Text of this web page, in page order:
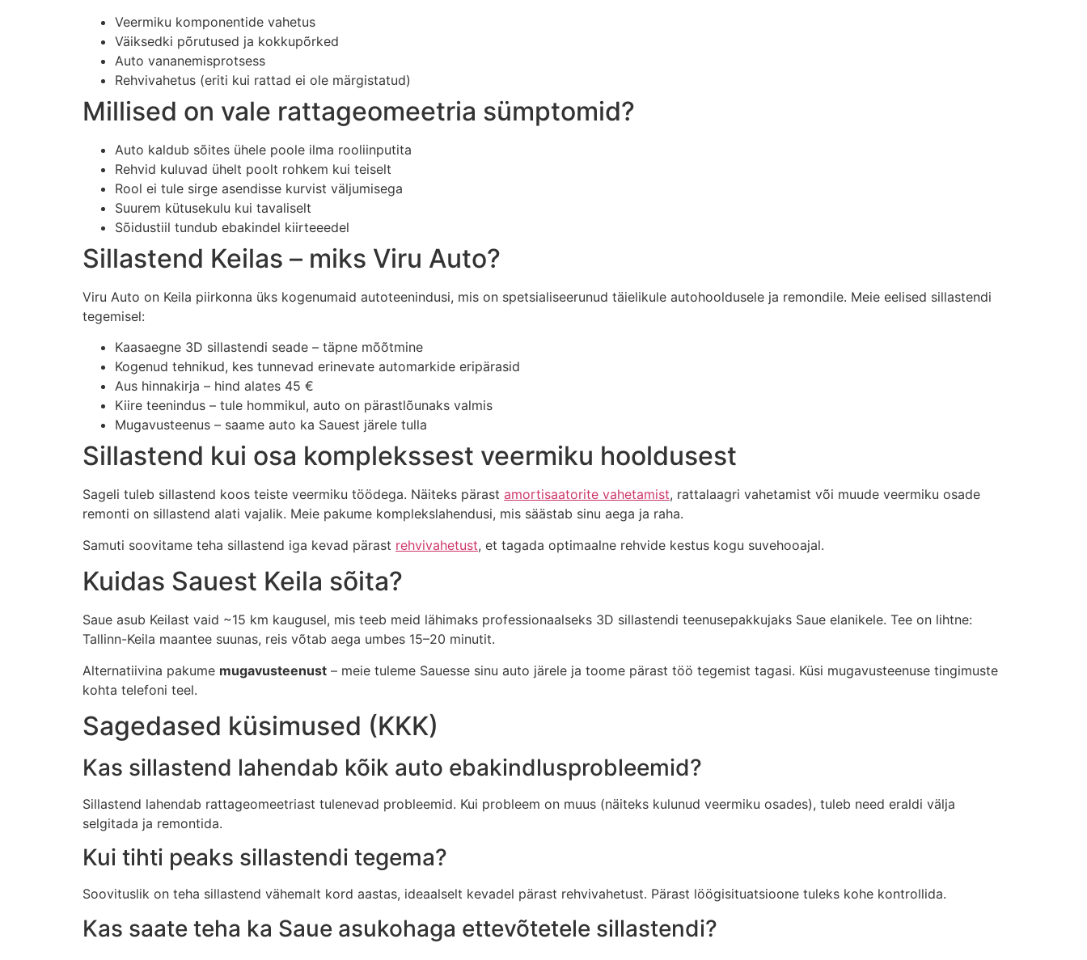
Veermiku komponentide vahetus
Väiksedki põrutused ja kokkupõrked
Auto vananemisprotsess
Rehvivahetus (eriti kui rattad ei ole märgistatud)
Millised on vale rattageomeetria sümptomid?
Auto kaldub sõites ühele poole ilma rooliinputita
Rehvid kuluvad ühelt poolt rohkem kui teiselt
Rool ei tule sirge asendisse kurvist väljumisega
Suurem kütusekulu kui tavaliselt
Sõidustiil tundub ebakindel kiirteeedel
Sillastend Keilas – miks Viru Auto?
Viru Auto on Keila piirkonna üks kogenumaid autoteenindusi, mis on spetsialiseerunud täielikule autohooldusele ja remondile. Meie eelised sillastendi
tegemisel:
Kaasaegne 3D sillastendi seade – täpne mõõtmine
Kogenud tehnikud, kes tunnevad erinevate automarkide eripärasid
Aus hinnakirja – hind alates 45 €
Kiire teenindus – tule hommikul, auto on pärastlõunaks valmis
Mugavusteenus – saame auto ka Sauest järele tulla
Sillastend kui osa komplekssest veermiku hooldusest
Sageli tuleb sillastend koos teiste veermiku töödega. Näiteks pärast amortisaatorite vahetamist, rattalaagri vahetamist või muude veermiku osade
remonti on sillastend alati vajalik. Meie pakume komplekslahendusi, mis säästab sinu aega ja raha.
Samuti soovitame teha sillastend iga kevad pärast rehvivahetust, et tagada optimaalne rehvide kestus kogu suvehooajal.
Kuidas Sauest Keila sõita?
Saue asub Keilast vaid ~15 km kaugusel, mis teeb meid lähimaks professionaalseks 3D sillastendi teenusepakkujaks Saue elanikele. Tee on lihtne:
Tallinn-Keila maantee suunas, reis võtab aega umbes 15–20 minutit.
Alternatiivina pakume mugavusteenust – meie tuleme Sauesse sinu auto järele ja toome pärast töö tegemist tagasi. Küsi mugavusteenuse tingimuste
kohta telefoni teel.
Sagedased küsimused (KKK)
Kas sillastend lahendab kõik auto ebakindlusprobleemid?
Sillastend lahendab rattageomeetriast tulenevad probleemid. Kui probleem on muus (näiteks kulunud veermiku osades), tuleb need eraldi välja
selgitada ja remontida.
Kui tihti peaks sillastendi tegema?
Soovituslik on teha sillastend vähemalt kord aastas, ideaalselt kevadel pärast rehvivahetust. Pärast löögisituatsioone tuleks kohe kontrollida.
Kas saate teha ka Saue asukohaga ettevõtetele sillastendi?